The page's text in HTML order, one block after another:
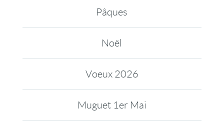
Pâques
Noël
Voeux 2026
Muguet 1er Mai